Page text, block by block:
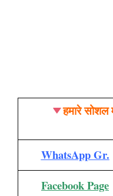
हमारे
WhatsApp Gr.
Facebook Page